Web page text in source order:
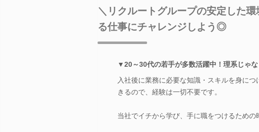
＼リクルートグループの安定した
る仕事にチャレンジしよう◎
▼20～30代の若手が多数活躍中！理系じゃ
入社後に業務に必要な知識・スキルを身に
きるので、経験は一切不要です。
当社でイチから学び、手に職をつけるための